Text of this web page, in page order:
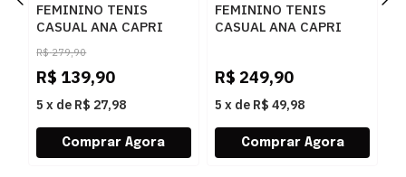
FEMININO TENIS
CASUAL ANA CAPRI
C3072300010001
BRANCO
R$ 279,90
R$ 139,90
5 x de R$ 27,98
FEMININO TENIS
CASUAL ANA CAPRI
R$ 249,90
5 x de R$ 49,98